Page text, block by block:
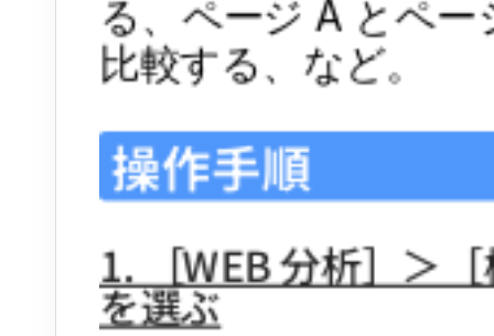
る、ページ A とペ
比較する、など。
操作手順
1. ［WEB 分析］＞
を選ぶ